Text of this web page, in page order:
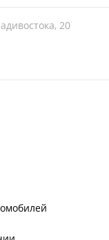
20